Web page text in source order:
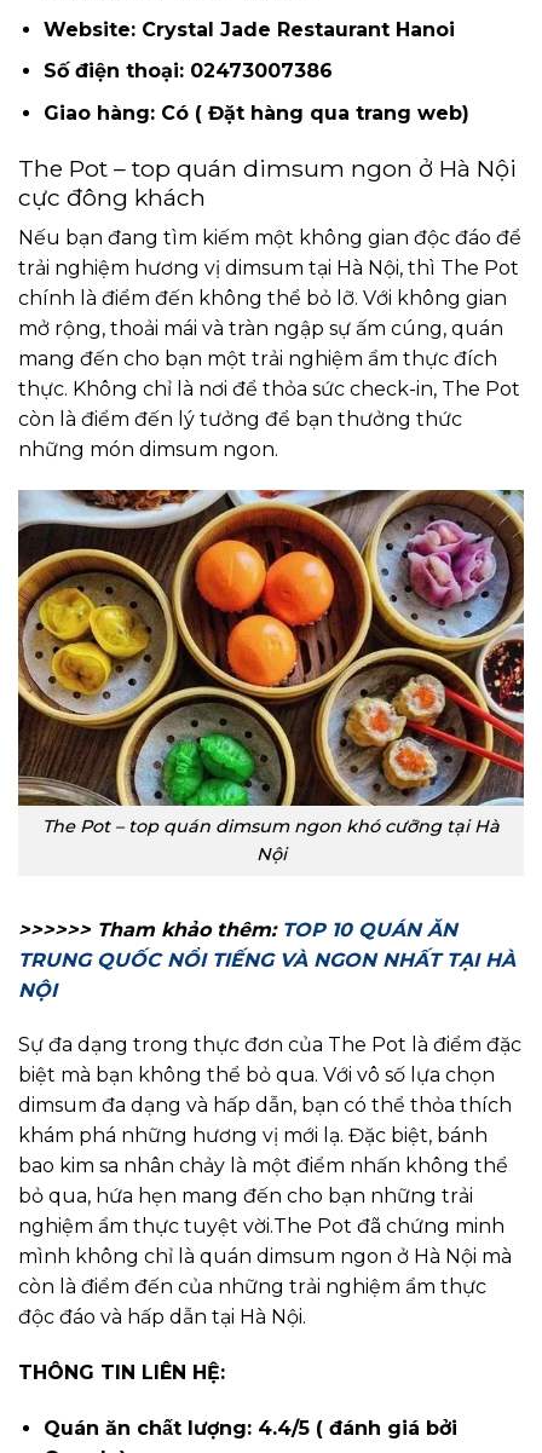
Website: Crystal Jade Restaurant Hanoi
Số điện thoại: 02473007386
Giao hàng: Có ( Đặt hàng qua trang web)
The Pot – top quán dimsum ngon ở Hà Nội
cực đông khách
Nếu bạn đang tìm kiếm một không gian độc đáo để
trải nghiệm hương vị dimsum tại Hà Nội, thì The Pot
chính là điểm đến không thể bỏ lỡ. Với không gian
mở rộng, thoải mái và tràn ngập sự ấm cúng, quán
mang đến cho bạn một trải nghiệm ẩm thực đích
thực. Không chỉ là nơi để thỏa sức check-in, The Pot
còn là điểm đến lý tưởng để bạn thưởng thức
những món dimsum ngon.
The Pot – top quán dimsum ngon khó cưỡng tại Hà
Nội
>>>>>> Tham khảo thêm: TOP 10 QUÁN ĂN
TRUNG QUỐC NỔI TIẾNG VÀ NGON NHẤT TẠI HÀ
NỘI
Sự đa dạng trong thực đơn của The Pot là điểm đặc
biệt mà bạn không thể bỏ qua. Với vô số lựa chọn
dimsum đa dạng và hấp dẫn, bạn có thể thỏa thích
khám phá những hương vị mới lạ. Đặc biệt, bánh
bao kim sa nhân chảy là một điểm nhấn không thể
bỏ qua, hứa hẹn mang đến cho bạn những trải
nghiệm ẩm thực tuyệt vời.The Pot đã chứng minh
mình không chỉ là quán dimsum ngon ở Hà Nội mà
còn là điểm đến của những trải nghiệm ẩm thực
độc đáo và hấp dẫn tại Hà Nội.
THÔNG TIN LIÊN HỆ:
Quán ăn chất lượng: 4.4/5 ( đánh giá bởi